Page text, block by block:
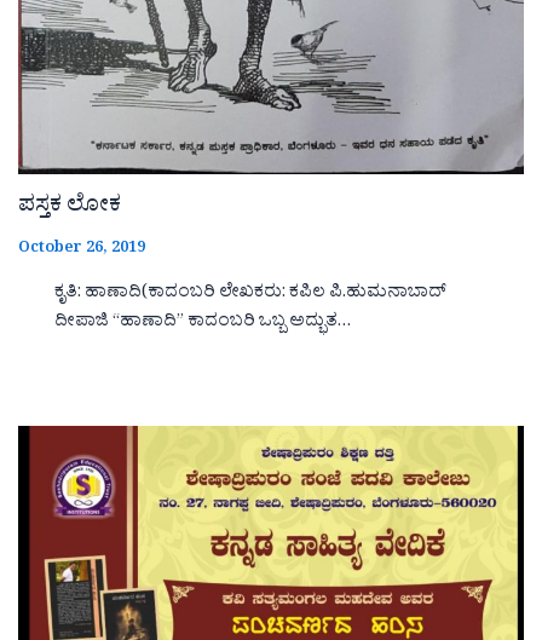
ಪಸ್ತಕ ಲೋಕ
October 26, 2019
ಕೃತಿ: ಹಾಣಾದಿ(ಕಾದಂಬರಿ ಲೇಖಕರು: ಕಪಿಲ ಪಿ.ಹುಮನಾಬಾದ್
ದೀಪಾಜಿ “ಹಾಣಾದಿ‌‌‌‌” ಕಾದಂಬರಿ ಒಬ್ಬ ಅದ್ಭುತ…